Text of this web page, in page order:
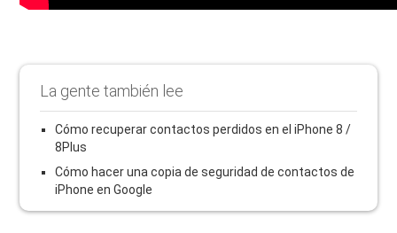
La gente también lee
Cómo recuperar contactos perdidos en el iPhone 8 /
8Plus
Cómo hacer una copia de seguridad de contactos de
iPhone en Google